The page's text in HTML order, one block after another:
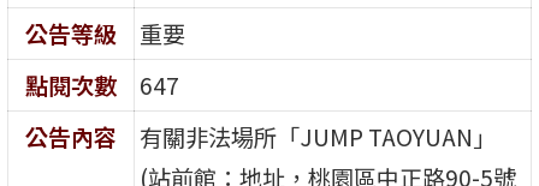
公告等級
重要
點閱次數
647
公告內容
有關非法場所「JUMP TAOYUAN」
(站前館：地址，桃園區中正路90-5號